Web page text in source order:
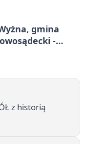
gmina
-
z historią